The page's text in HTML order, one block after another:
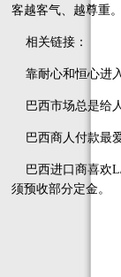
客越客气、越尊重。
相关链接：
靠耐心和恒心进
巴西市场总是给
巴西商人付款最
巴西进口商喜欢L/
须预收部分定金。